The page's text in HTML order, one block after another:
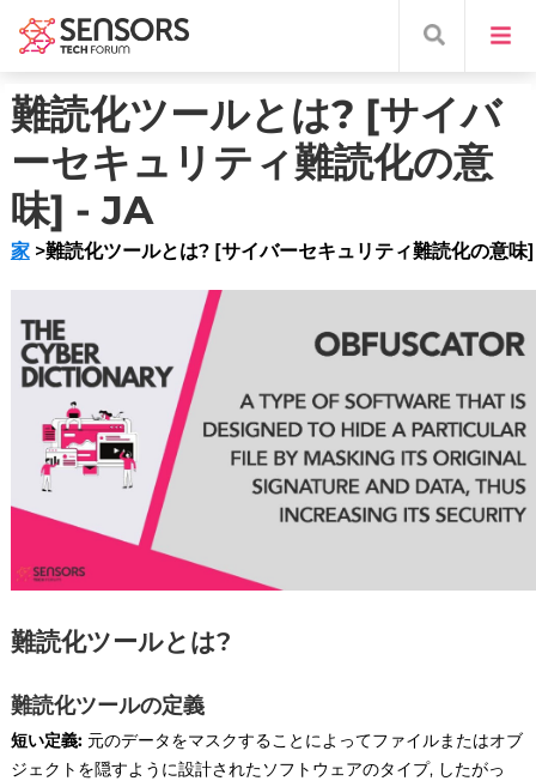
難読化ツールとは? [サイバ
ーセキュリティ難読化の意
味] - JA
家>難読化ツールとは? [サイバーセキュリティ難読化の意味]
難読化ツールとは?
難読化ツールの定義
短い定義:元のデータをマスクすることによってファイルまたはオブ
ジェクトを隠すように設計されたソフトウェアのタイプ, したがっ